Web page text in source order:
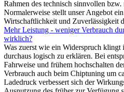
Rahmen des technisch sinnvollen bzw.
Normalerweise stellt unser Angebot
Wirtschaftlichkeit und Zuverlässigkeit
Mehr Leistung - weniger Verbrauch
wirklich?
Was zuerst wie ein Widerspruch klingt
durchaus logisch zu erklären. Bei
Fahrweise und frühem hochschalten
Verbrauch auch beim Chiptuning um
Ladedruck verbessert sich der